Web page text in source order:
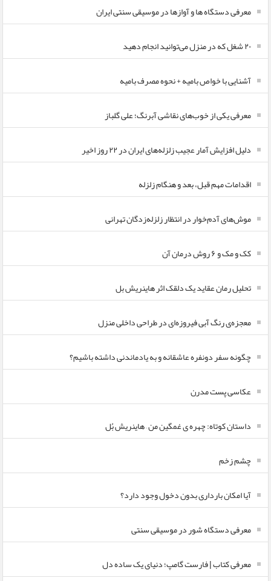
معرفی دستگاه ها و آوازها در موسیقی سنتی ایران
۲۰ شغل که در منزل می‌توانید انجام دهید
آشنایی با خواص بامیه + نحوه مصرف بامیه
معرفی یکی از خوب‌های نقاشی آبرنگ؛ علی گلباز
دلیل افزایش آمار عجیب زلزله‌های ایران در ۲۲ روز اخیر
اقدامات مهم قبل، بعد و هنگام زلزله
موش‌های آدم‌خوار در انتظار زلزله‌زدگان تهرانی
کک و مک و ۶ روش درمان آن
تحلیل رمان عقاید یک دلقک اثر هاینریش بل
معجزه‌ی رنگ آبی فیروزه‌ای در طراحی داخلی منزل
چگونه سفر دونفره عاشقانه و به یادماندنی داشته باشیم؟
عکاسی پست مدرن
داستان کوتاه: چهره ی غمگین من – هاینریش بُل
چشم زخم
آیا امکان بارداری بدون دخول وجود دارد؟
معرفی دستگاه شور در موسیقی سنتی
معرفی کتاب | فارست گامپ؛ دنیای یک ساده دل